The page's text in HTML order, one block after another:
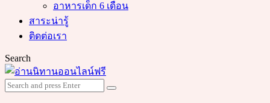
อาหารเด็ก 6 เดือน
สาระน่ารู้
ติดต่อเรา
Search
Search
for:
Search